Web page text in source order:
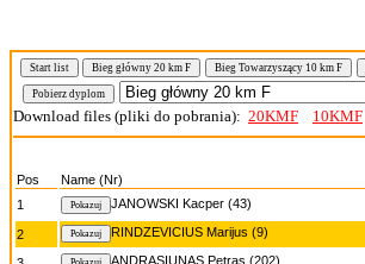
Start list Bieg główny 20 km F Bieg Towarzyszący 10 km F
Download files (pliki do pobrania): 20KMF 10KMF
Pos Name (Nr)
1
JANOWSKI Kacper (43)
2 RINDZEVICIUS Marijus (9)
ANDRASIUNAS Petras (202)